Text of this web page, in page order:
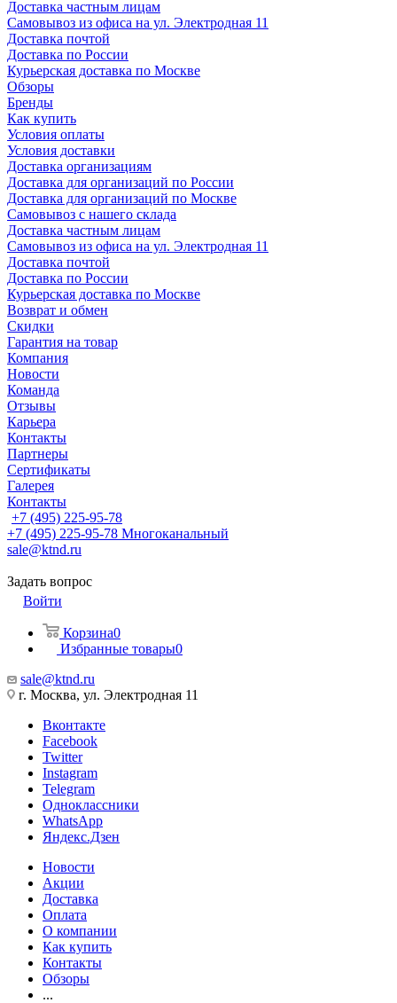
Доставка частным лицам
Самовывоз из офиса на ул. Электродная 11
Доставка почтой
Доставка по России
Курьерская доставка по Москве
Обзоры
Бренды
Как купить
Условия оплаты
Условия доставки
Доставка организациям
Доставка для организаций по России
Доставка для организаций по Москве
Самовывоз с нашего склада
Доставка частным лицам
Самовывоз из офиса на ул. Электродная 11
Доставка почтой
Доставка по России
Курьерская доставка по Москве
Возврат и обмен
Скидки
Гарантия на товар
Компания
Новости
Команда
Отзывы
Карьера
Контакты
Партнеры
Сертификаты
Галерея
Контакты
+7 (495) 225-95-78
+7 (495) 225-95-78 Многоканальный
sale@ktnd.ru
Задать вопрос
Войти
Корзина0
Избранные товары0
sale@ktnd.ru
г. Москва, ул. Электродная 11
Вконтакте
Facebook
Twitter
Instagram
Telegram
Одноклассники
WhatsApp
Яндекс.Дзен
Новости
Акции
Доставка
Оплата
О компании
Как купить
Контакты
Обзоры
...